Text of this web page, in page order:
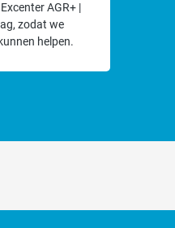
AGR+ |
zodat we
helpen.